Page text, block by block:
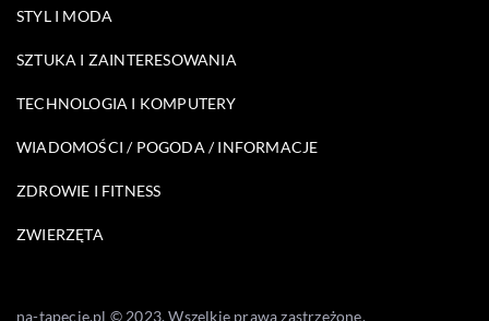
STYL I MODA
SZTUKA I ZAINTERESOWANIA
TECHNOLOGIA I KOMPUTERY
WIADOMOŚCI / POGODA / INFORMACJE
ZDROWIE I FITNESS
ZWIERZĘTA
na-tapecie.pl © 2023. Wszelkie prawa zastrzeżone.